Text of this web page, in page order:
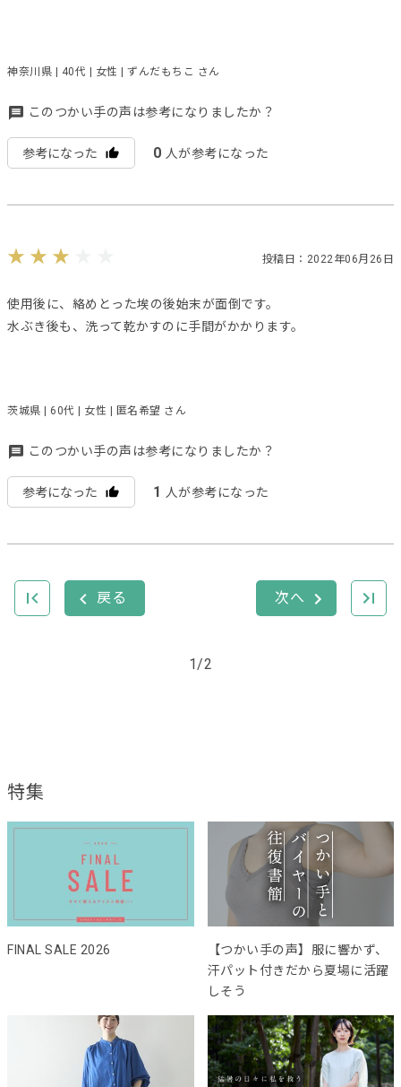
神奈川県 | 40代 | 女性 | ずんだもちこ さん
このつかい手の声は参考になりましたか？
参考になった 0 人が参考になった
投稿日：2022年06月26日
使用後に、絡めとった埃の後始末が面倒です。
水ぶき後も、洗って乾かすのに手間がかかります。
茨城県 | 60代 | 女性 | 匿名希望 さん
このつかい手の声は参考になりましたか？
参考になった 1 人が参考になった
1/2
特集
FINAL SALE 2026
【つかい手の声】服に響かず、
汗パット付きだから夏場に活躍
しそう